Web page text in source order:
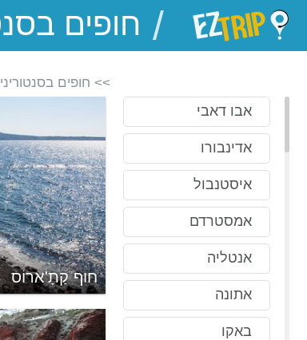
EZTrip
/
אבו דאבי
אדינבורו
איסטנבול
אמסטרדם
אנטליה
אתונה
באקו
>> חופים בסנטוריני
חוף קַתָ'ארוֹס